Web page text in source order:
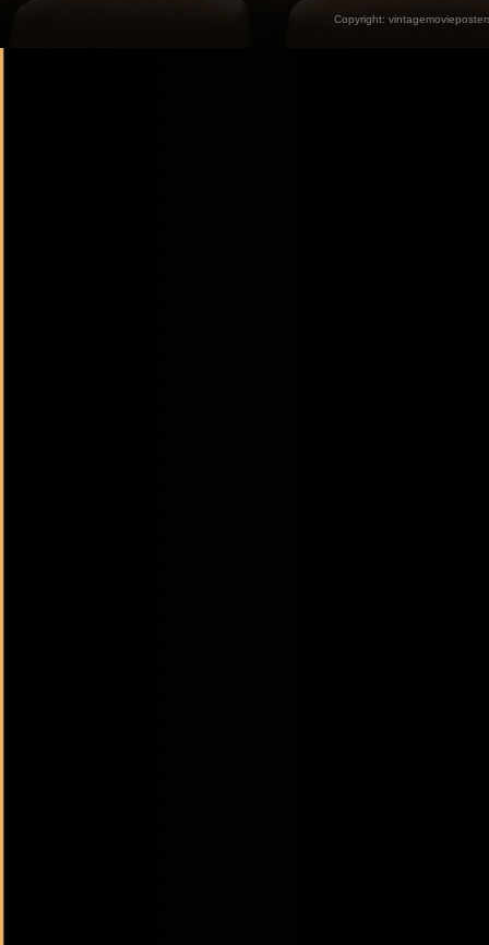
Copyright: